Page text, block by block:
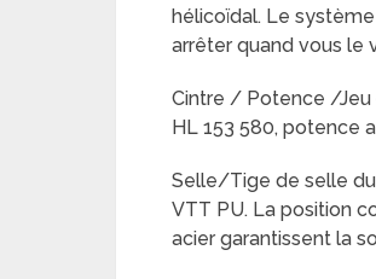
hélicoïdal. Le
arrêter quand vous le
Cintre / Potence /Jeu
HL 153 580, potence
Selle/Tige de selle du
VTT PU. La position
acier garantissent la